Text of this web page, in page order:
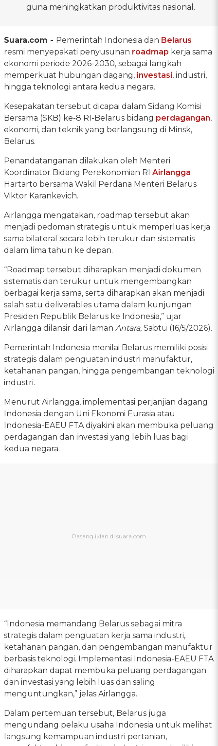
guna meningkatkan produktivitas nasional.
Suara.com - Pemerintah Indonesia dan Belarus
resmi menyepakati penyusunan roadmap kerja sama
ekonomi periode 2026-2030, sebagai langkah
memperkuat hubungan dagang, investasi, industri,
hingga teknologi antara kedua negara.
Kesepakatan tersebut dicapai dalam Sidang Komisi
Bersama (SKB) ke-8 RI-Belarus bidang perdagangan,
ekonomi, dan teknik yang berlangsung di Minsk,
Belarus.
Penandatanganan dilakukan oleh Menteri
Koordinator Bidang Perekonomian RI Airlangga
Hartarto bersama Wakil Perdana Menteri Belarus
Viktor Karankevich.
Airlangga mengatakan, roadmap tersebut akan
menjadi pedoman strategis untuk memperluas kerja
sama bilateral secara lebih terukur dan sistematis
dalam lima tahun ke depan.
“Roadmap tersebut diharapkan menjadi dokumen
sistematis dan terukur untuk mengembangkan
berbagai kerja sama, serta diharapkan akan menjadi
salah satu deliverables utama dalam kunjungan
Presiden Republik Belarus ke Indonesia,” ujar
Airlangga dilansir dari laman Antara, Sabtu (16/5/2026).
Pemerintah Indonesia menilai Belarus memiliki posisi
strategis dalam penguatan industri manufaktur,
ketahanan pangan, hingga pengembangan teknologi
industri.
Menurut Airlangga, implementasi perjanjian dagang
Indonesia dengan Uni Ekonomi Eurasia atau
Indonesia-EAEU FTA diyakini akan membuka peluang
perdagangan dan investasi yang lebih luas bagi
kedua negara.
“Indonesia memandang Belarus sebagai mitra
strategis dalam penguatan kerja sama industri,
ketahanan pangan, dan pengembangan manufaktur
berbasis teknologi. Implementasi Indonesia-EAEU FTA
diharapkan dapat membuka peluang perdagangan
dan investasi yang lebih luas dan saling
menguntungkan,” jelas Airlangga.
Dalam pertemuan tersebut, Belarus juga
mengundang pelaku usaha Indonesia untuk melihat
langsung kemampuan industri pertanian,